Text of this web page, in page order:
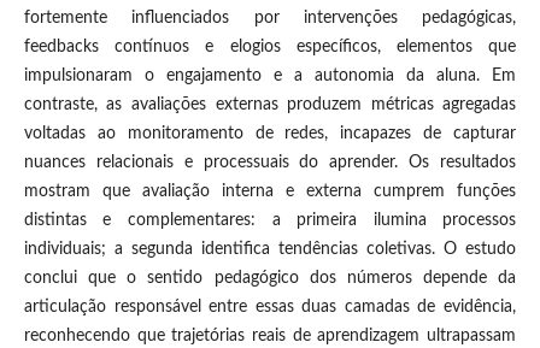
fortemente influenciados por intervenções pedagógicas,
feedbacks contínuos e elogios específicos, elementos que
impulsionaram o engajamento e a autonomia da aluna. Em
contraste, as avaliações externas produzem métricas agregadas
voltadas ao monitoramento de redes, incapazes de capturar
nuances relacionais e processuais do aprender. Os resultados
mostram que avaliação interna e externa cumprem funções
distintas e complementares: a primeira ilumina processos
individuais; a segunda identifica tendências coletivas. O estudo
conclui que o sentido pedagógico dos números depende da
articulação responsável entre essas duas camadas de evidência,
reconhecendo que trajetórias reais de aprendizagem ultrapassam